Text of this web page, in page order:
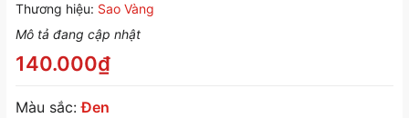
Thương hiệu: Sao Vàng
Mô tả đang cập nhật
140.000₫
Màu sắc:Đen